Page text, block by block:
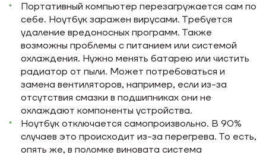
Портативный компьютер перезагружается сам по
себе. Ноутбук заражен вирусами. Требуется
удаление вредоносных программ. Также
возможны проблемы с питанием или системой
охлаждения. Нужно менять батарею или чистить
радиатор от пыли. Может потребоваться и
замена вентиляторов, например, если из-за
отсутствия смазки в подшипниках они не
охлаждают компоненты устройства.
Ноутбук отключается самопроизвольно. В 90%
случаев это происходит из-за перегрева. То есть,
опять же, в поломке виновата система